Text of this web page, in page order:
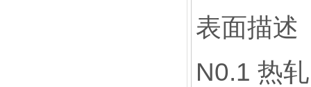
表面描述
N0.1 热